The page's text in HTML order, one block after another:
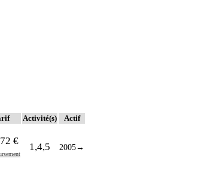
Activité(s) Actif
€
1,4,5 2005→